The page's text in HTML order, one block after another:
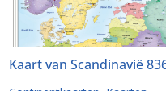
Kaart van Scandinavië